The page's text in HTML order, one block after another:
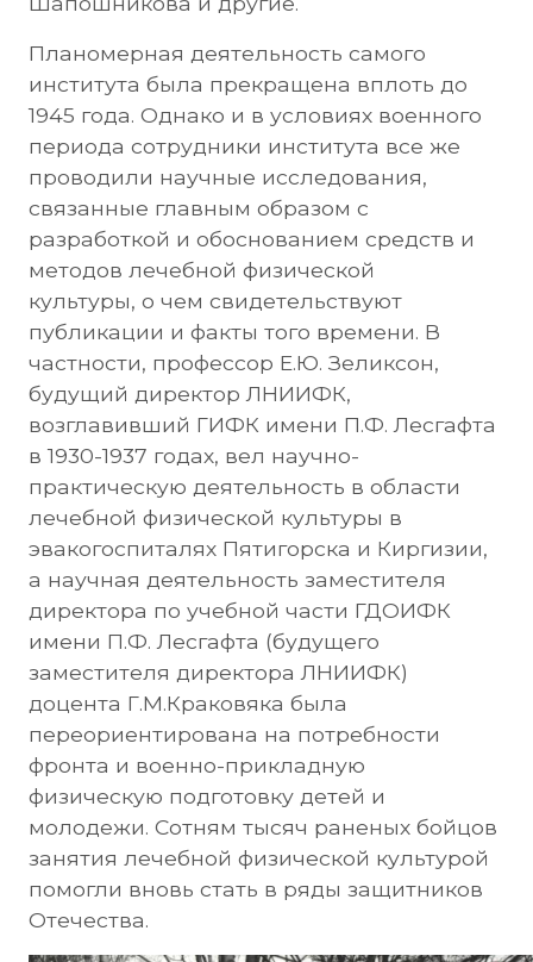
Планомерная деятельность самого
института была прекращена вплоть до
1945 года. Однако и в условиях военного
периода сотрудники института все же
проводили научные исследования,
связанные главным образом с
разработкой и обоснованием средств и
методов лечебной физической
культуры, о чем свидетельствуют
публикации и факты того времени. В
частности, профессор Е.Ю. Зеликсон,
будущий директор ЛНИИФК,
возглавивший ГИФК имени П.Ф. Лесгафта
в 1930-1937 годах, вел научно-
практическую деятельность в области
лечебной физической культуры в
эвакогоспиталях Пятигорска и Киргизии,
а научная деятельность заместителя
директора по учебной части ГДОИФК
имени П.Ф. Лесгафта (будущего
заместителя директора ЛНИИФК)
доцента Г.М.Краковяка была
переориентирована на потребности
фронта и военно-прикладную
физическую подготовку детей и
молодежи. Сотням тысяч раненых бойцов
занятия лечебной физической культурой
помогли вновь стать в ряды защитников
Отечества.